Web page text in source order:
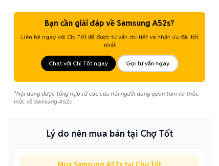
Bạn cần giải đáp về Samsung A52s?
Liên hệ ngay với Chị Tốt để được tư vấn chi tiết và nhận ưu đãi tốt
nhất
Chat với Chị Tốt ngay Gọi tư vấn ngay
*Nội dung được tổng hợp từ các câu hỏi người dùng quan tâm và thắc
mắc về Samsung A52s
Lý do nên mua bán tại Chợ Tốt